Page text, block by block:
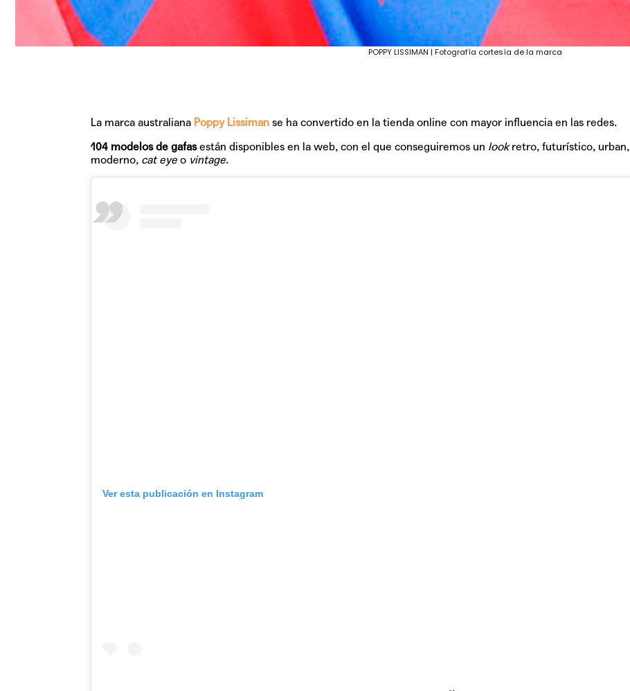
POPPY LISSIMAN | Fotografía cortesía de la marca
La marca australiana Poppy Lissimanse ha convertido en la tienda online con mayor influencia en las redes.
104 modelos de gafasestán disponibles en la web, con el que conseguiremos un lookretro, futurístico, urban,
moderno, cat eyeo vintage.
Ver esta publicación en Instagram